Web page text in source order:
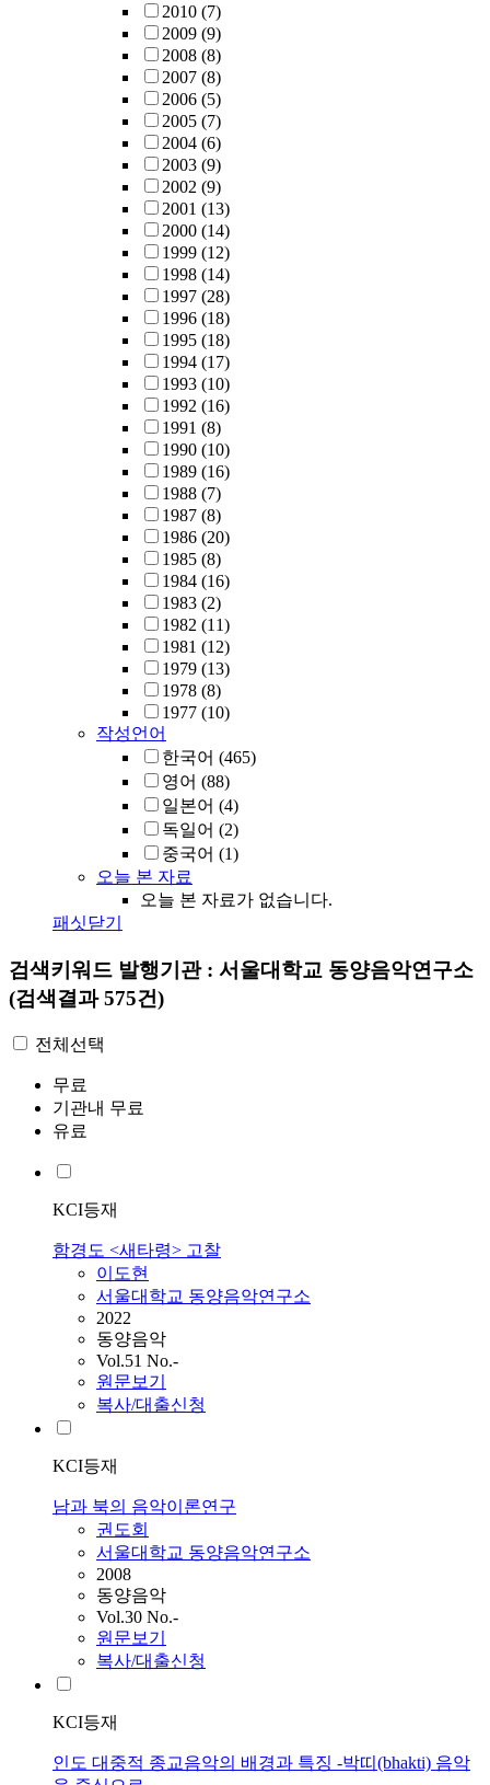
2010 (7)
2009 (9)
2008 (8)
2007 (8)
2006 (5)
2005 (7)
2004 (6)
2003 (9)
2002 (9)
2001 (13)
2000 (14)
1999 (12)
1998 (14)
1997 (28)
1996 (18)
1995 (18)
1994 (17)
1993 (10)
1992 (16)
1991 (8)
1990 (10)
1989 (16)
1988 (7)
1987 (8)
1986 (20)
1985 (8)
1984 (16)
1983 (2)
1982 (11)
1981 (12)
1979 (13)
1978 (8)
1977 (10)
작성언어
한국어 (465)
영어 (88)
일본어 (4)
독일어 (2)
중국어 (1)
오늘 본 자료
오늘 본 자료가 없습니다.
패싯닫기
검색키워드 발행기관 : 서울대학교 동양음악연구소
(검색결과 575건)
전체선택
무료
기관내 무료
유료
KCI등재
함경도 <새타령> 고찰
이도현
서울대학교 동양음악연구소
2022
동양음악
Vol.51 No.-
원문보기
복사/대출신청
KCI등재
남과 북의 음악이론연구
권도회
서울대학교 동양음악연구소
2008
동양음악
Vol.30 No.-
원문보기
복사/대출신청
KCI등재
인도 대중적 종교음악의 배경과 특징 -박띠(bhakti) 음악